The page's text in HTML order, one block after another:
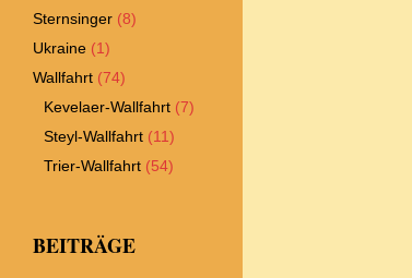
Sternsinger (8)
Ukraine (1)
Wallfahrt (74)
Kevelaer-Wallfahrt (7)
Steyl-Wallfahrt (11)
Trier-Wallfahrt (54)
BEITRÄGE